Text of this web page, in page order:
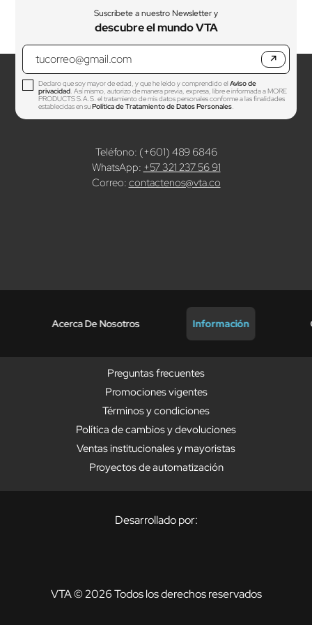
Suscríbete a nuestro Newsletter y
descubre el mundo VTA
↗
Declaro que soy mayor de edad, y que he leído y comprendido elAviso de
privacidad. Así mismo, autorizo de manera previa, expresa, libre e informada a MORE
PRODUCTS S.A.S. el tratamiento de mis datos personales conforme a las finalidades
establecidas en suPolítica de Tratamiento de Datos Personales.
Teléfono: (+601) 489 6846
WhatsApp: +57 321 237 56 91
Correo: contactenos@vta.co
Acerca De Nosotros Información
Preguntas frecuentes
Promociones vigentes
Términos y condiciones
Política de cambios y devoluciones
Ventas institucionales y mayoristas
Proyectos de automatización
Desarrollado por:
VTA © 2026 Todos los derechos reservados